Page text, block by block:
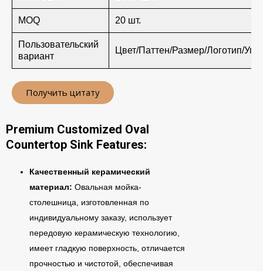
MOQ 20 шт.
Пользовательский
вариант
Цвет/Паттен/Размер/Логотип/
Получить цитату
Premium Customized Oval
Countertop Sink Features:
Качественный керамический
материал: Овальная мойка-
столешница, изготовленная по
индивидуальному заказу, использует
передовую керамическую технологию,
имеет гладкую поверхность, отличается
прочностью и чистотой, обеспечивая